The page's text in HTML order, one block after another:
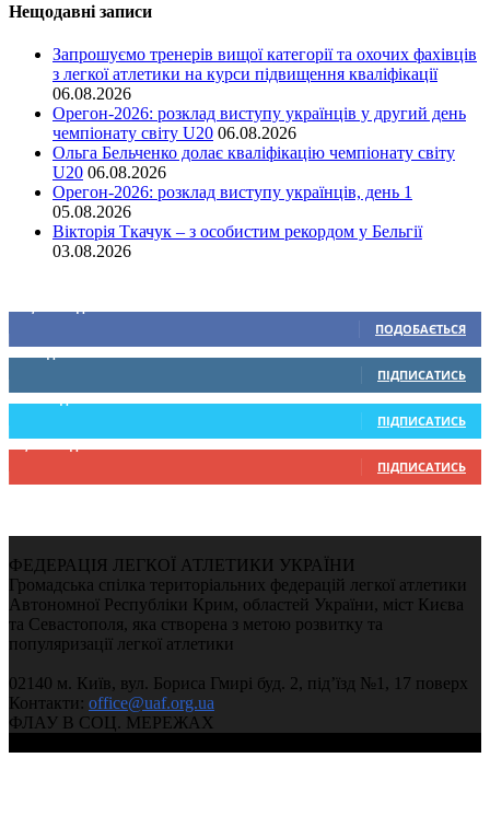
Нещодавні записи
Запрошуємо тренерів вищої категорії та охочих фахівців
з легкої атлетики на курси підвищення кваліфікації
06.08.2026
Орегон-2026: розклад виступу українців у другий день
чемпіонату світу U20 06.08.2026
Ольга Бельченко долає кваліфікацію чемпіонату світу
U20 06.08.2026
Орегон-2026: розклад виступу українців, день 1
05.08.2026
Вікторія Ткачук – з особистим рекордом у Бельгії
03.08.2026
ПОДОБАЄТЬСЯ
0 Підписників
ПІДПИСАТИСЬ
234 Підписників
ПІДПИСАТИСЬ
9,370 Підписників
ПІДПИСАТИСЬ
ФЕДЕРАЦІЯ ЛЕГКОЇ АТЛЕТИКИ УКРАЇНИ
Громадська спілка територіальних федерацій легкої атлетики
Автономної Республіки Крим, областей України, міст Києва
та Севастополя, яка створена з метою розвитку та
популяризації легкої атлетики
02140 м. Київ, вул. Бориса Гмирі буд. 2, під’їзд №1, 17 поверх
Контакти: office@uaf.org.ua
ФЛАУ В СОЦ. МЕРЕЖАХ